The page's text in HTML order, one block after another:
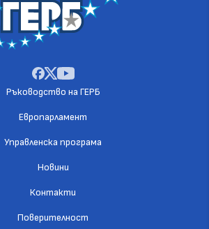
Ръководство на ГЕРБ
Европарламент
Управленска програма
Новини
Контакти
Поверителност